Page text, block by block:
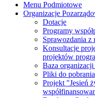
Menu Podmiotowe
Organizacje
Dotacje
Programy
Sprawozdania z
Konsultacje
projektów
Baza
Pliki do pobrania
Projekt "Jesień